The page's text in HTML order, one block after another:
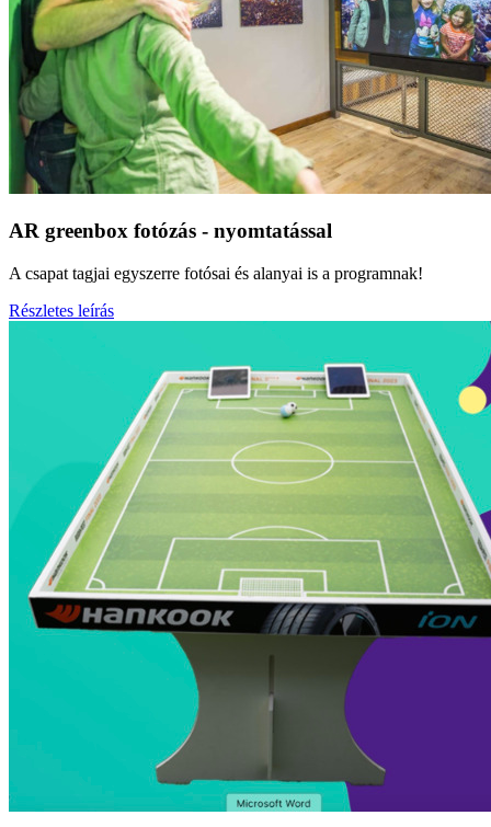
AR greenbox fotózás - nyomtatással
A csapat tagjai egyszerre fotósai és alanyai is a programnak!
Részletes leírás